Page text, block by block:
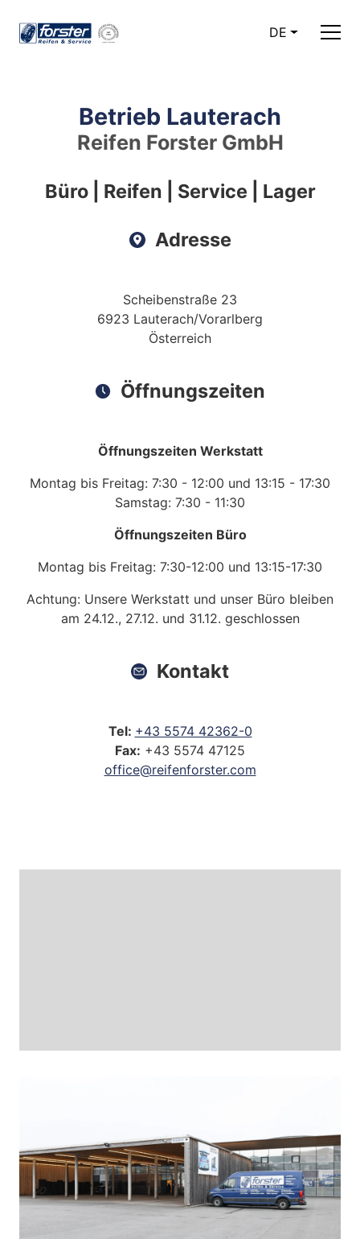
DE
Betrieb Lauterach
Reifen Forster GmbH
Büro | Reifen | Service | Lager
Adresse
Scheibenstraße 23
6923 Lauterach/Vorarlberg
Österreich
Öffnungszeiten
Öffnungszeiten Werkstatt
Montag bis Freitag: 7:30 - 12:00 und 13:15 - 17:30
Samstag: 7:30 - 11:30
Öffnungszeiten Büro
Montag bis Freitag: 7:30-12:00 und 13:15-17:30
Achtung: Unsere Werkstatt und unser Büro bleiben
am 24.12., 27.12. und 31.12. geschlossen
Kontakt
Tel: +43 5574 42362-0
Fax: +43 5574 47125
office@reifenforster.com